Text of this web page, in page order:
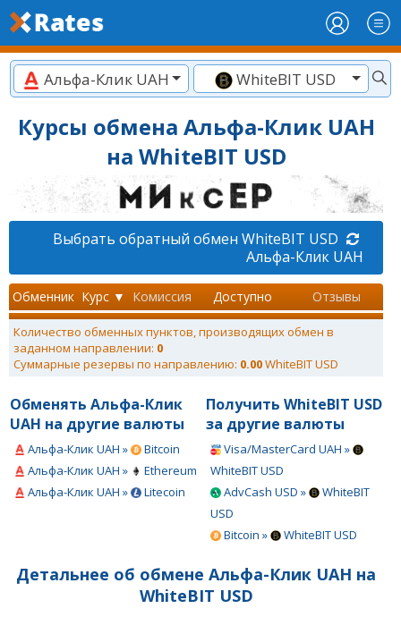
Альфа-Клик UAH WhiteBIT USD
Курсы обмена Альфа-Клик UAH
на WhiteBIT USD
Выбрать обратный обмен WhiteBIT USD
Альфа-Клик UAH
Обменник Курс ▼ Комиссия Доступно Отзывы
Количество обменных пунктов, производящих обмен в
заданном направлении: 0
Суммарные резервы по направлению: 0.00WhiteBIT USD
Обменять Альфа-Клик
UAH на другие валюты
Альфа-Клик UAH »
Bitcoin
Альфа-Клик UAH »
Ethereum
Альфа-Клик UAH »
Litecoin
Получить WhiteBIT USD
за другие валюты
Visa/MasterCard UAH »
WhiteBIT USD
AdvCash USD »
WhiteBIT
USD
Bitcoin »
WhiteBIT USD
Детальнее об обмене Альфа-Клик UAH на
WhiteBIT USD